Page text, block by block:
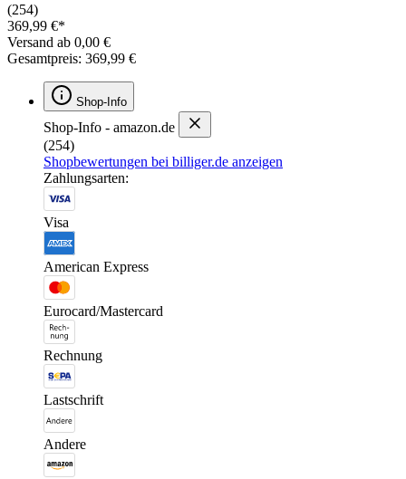
(254)
369,99 €*
Versand ab 0,00 €
Gesamtpreis: 369,99 €
Shop-Info
Shop-Info - amazon.de
(254)
Shopbewertungen bei billiger.de anzeigen
Zahlungsarten:
Visa
American Express
Eurocard/Mastercard
Rechnung
Lastschrift
Andere